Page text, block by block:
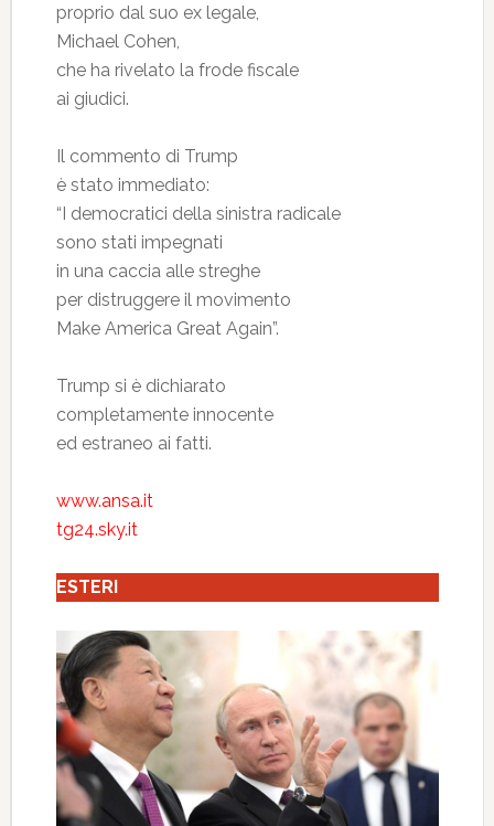
proprio dal suo ex legale,
Michael Cohen,
che ha rivelato la frode fiscale
ai giudici.
Il commento di Trump
è stato immediato:
“I democratici della sinistra radicale
sono stati impegnati
in una caccia alle streghe
per distruggere il movimento
Make America Great Again”.
Trump si è dichiarato
completamente innocente
ed estraneo ai fatti.
www.ansa.it
tg24.sky.it
ESTERI